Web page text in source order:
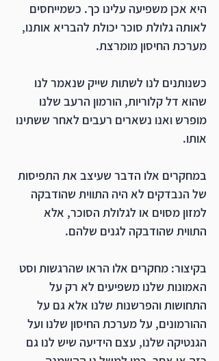
היא אכן משפיעה עלינו כך. כשמייחסים
לאותה גלולת סוכר יכולת להבריא אותנו,
מערכת החיסון מומרצת.
כשנותנים לנו לשתות שייק שנאמר לנו
שהוא דל קלוריות, הורמון הרעב שלנו
מופרש ואנו נשארים רעבים לאחר ששתינו
אותו.
במחקרים אלו הדבר שעיצב את התפיסות
של הנבדקים לא היה התווית שהודבקה
למזון מסוים או לגלולת הסוכר, אלא
התווית שהודבקה לגנים שלהם.
בקיצור: מחקרים אלו הראו שהרגשות וסט
האמונות שלנו משפיעים לא רק על
התחושות והפרשנות שלנו אלא גם על
ההורמונים, על מערכת החיסון שלנו ועל
הגנטיקה שלנו, עצם הידיעה שיש לנו גם